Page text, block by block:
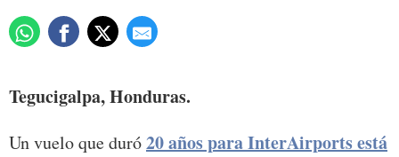
Tegucigalpa, Honduras.
Un vuelo que duró20 años para InterAirports está